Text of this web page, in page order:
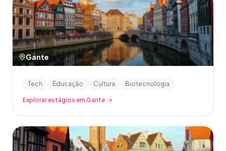
Gante
Tech Educação Cultura Biotecnologia
Explorar estágios em Gante